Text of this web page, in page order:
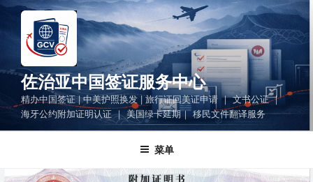
跳
佐治亚中国签证服务中心
精办中国签证 | 中美护照换发 | 旅行证回美证申请 ｜ 文书公证 ｜
海牙公约附加证明认证 ｜ 美国绿卡延期｜ 移民文件翻译服务
菜单